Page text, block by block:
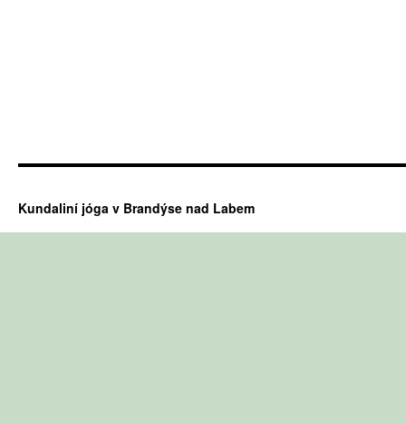
Kundaliní jóga v Brandýse nad Labem